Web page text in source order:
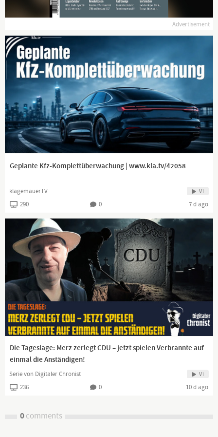
Klagemauer TV dagegen arbeitet seit 2012 ehrenamtlich und
frei - unabhängig - unzensiert ... was die Medien nicht
verschweigen sollten ... wenig Gehörtes vom Volk, für das Volk
Tägliche News ab 19:45 Uhr aufwww.kla.tvund ein wenig
später auch hier auf YouTube.
Dranbleiben lohnt sich!
www.kla.tv/news
Advertisement
Geplante Kfz-Komplettüberwachung | www.kla.tv/42058
klagemauerTV Vi
290 0 7 d ago
Die Tageslage: Merz zerlegt CDU – jetzt spielen Verbrannte auf
einmal die Anständigen!
Serie von Digitaler Chronist Vi
236 0 10 d ago
0comments